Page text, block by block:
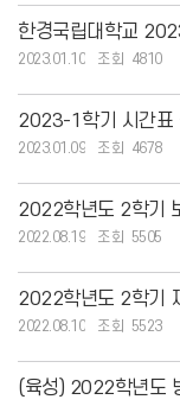
2023.01.10
4810
2023-1학기 시간표
2023.01.09
4678
2022학년도 2학기
2022.08.19
5505
2022.08.10
5523